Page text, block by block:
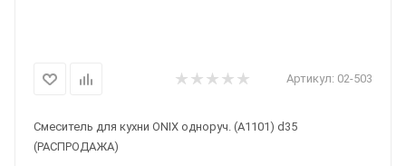
Артикул: 02-503
Смеситель для кухни ONIX одноруч. (A1101) d35
(РАСПРОДАЖА)